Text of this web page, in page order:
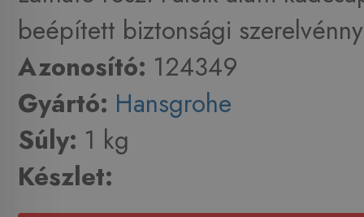
beépített biztonsági
Azonosító: 124349
Gyártó: Hansgrohe
Súly: 1 kg
Készlet: